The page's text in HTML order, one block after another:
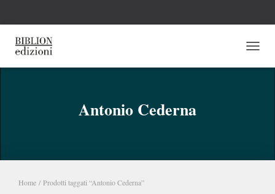
Antonio Cederna
Home / Prodotti taggati “Antonio Cederna”